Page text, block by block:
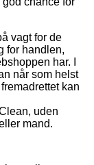
vagt for de
for handlen,
har. I
når som helst
kan
uden
mand.